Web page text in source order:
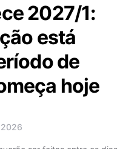
2027/1:
está
de
hoje